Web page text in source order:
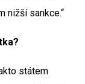
nižší sankce.“
státem